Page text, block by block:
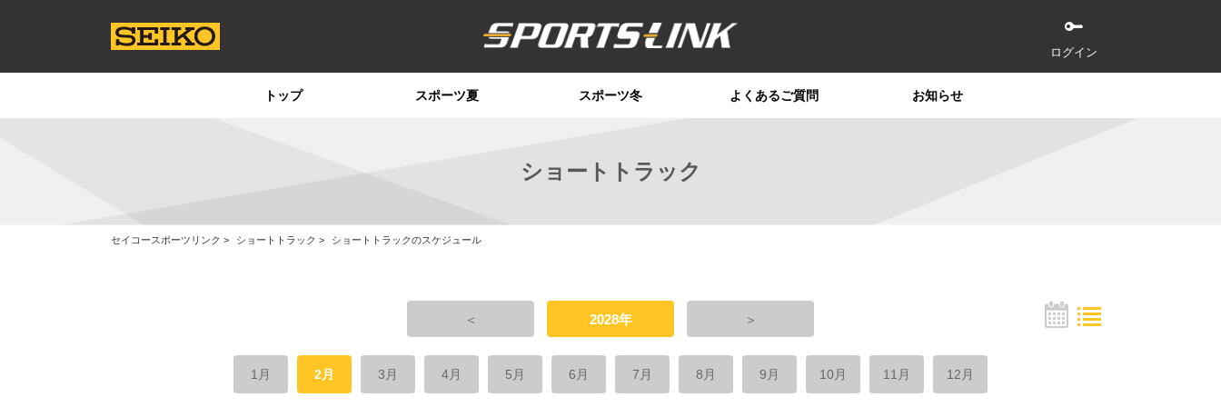
ログイン
トップ スポーツ夏 スポーツ冬 よくあるご質問 お知らせ
ショートトラック
セイコースポーツリンク ショートトラック ショートトラックのスケジュール
＜ 2028年 ＞
1月 2月 3月 4月 5月 6月 7月 8月 9月 10月 11月 12月